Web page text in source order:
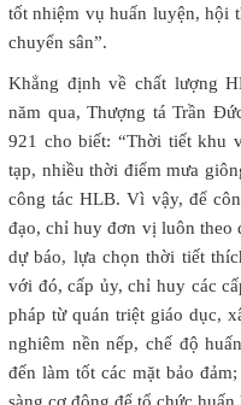
tốt nhiệm vụ huấn luyện, hội
chuyển sân”.
Khẳng định về chất lượng
năm qua, Thượng tá Trần
921 cho biết: “Thời tiết khu
tạp, nhiều thời điểm mưa
công tác HLB. Vì vậy, để
đạo, chỉ huy đơn vị luôn theo
dự báo, lựa chọn thời tiết
với đó, cấp ủy, chỉ huy các
pháp từ quán triệt giáo dục,
nghiêm nền nếp, chế độ
đến làm tốt các mặt bảo
sàng cơ động để tổ chức